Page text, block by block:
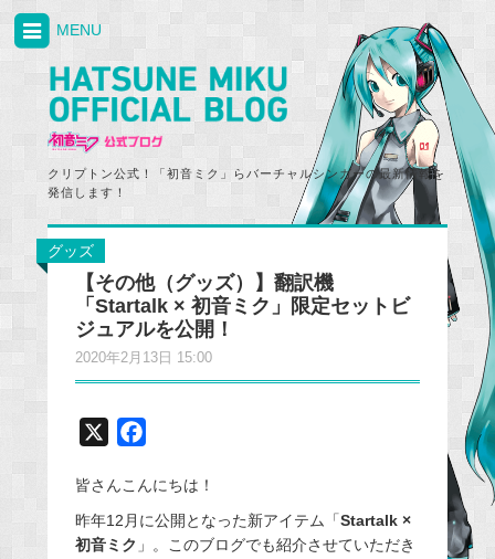
クリプトン公式！「初音ミク」らバーチャルシンガーの最新情報を
発信します！
MENU
グッズ
【その他（グッズ）】翻訳機
「Startalk × 初音ミク」限定セットビ
ジュアルを公開！
2020年2月13日 15:00
c
e
b
皆さんこんにちは！
昨年12月に公開となった新アイテム「Startalk ×
初音ミク 」。このブログでも紹介させていただき